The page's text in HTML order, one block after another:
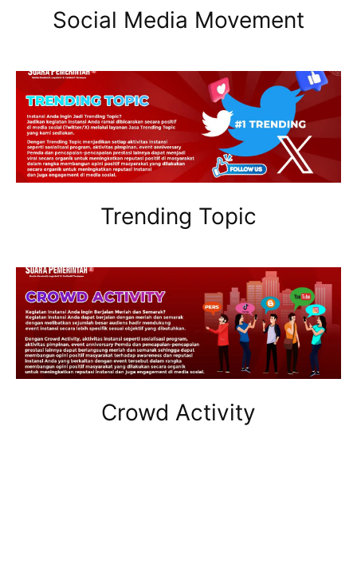
Social Media Movement
Trending Topic
Crowd Activity